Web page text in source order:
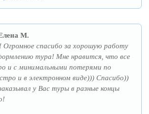
М.
Огромное спасибо за хорошую работу
тура! Мне нравится, что все
и с минимальными потерями по
и в электронном виде))) Спасибо))
у Вас туры в разные концы